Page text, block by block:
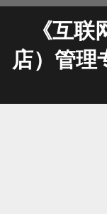
《互
店）管理